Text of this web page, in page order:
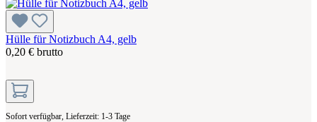
Hülle für Notizbuch A4, gelb
0,20 € brutto
Sofort verfügbar, Lieferzeit: 1-3 Tage